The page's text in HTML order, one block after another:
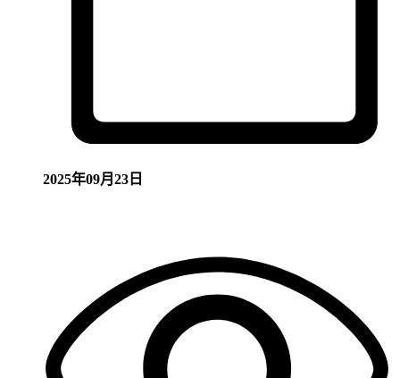
2025年09月23日